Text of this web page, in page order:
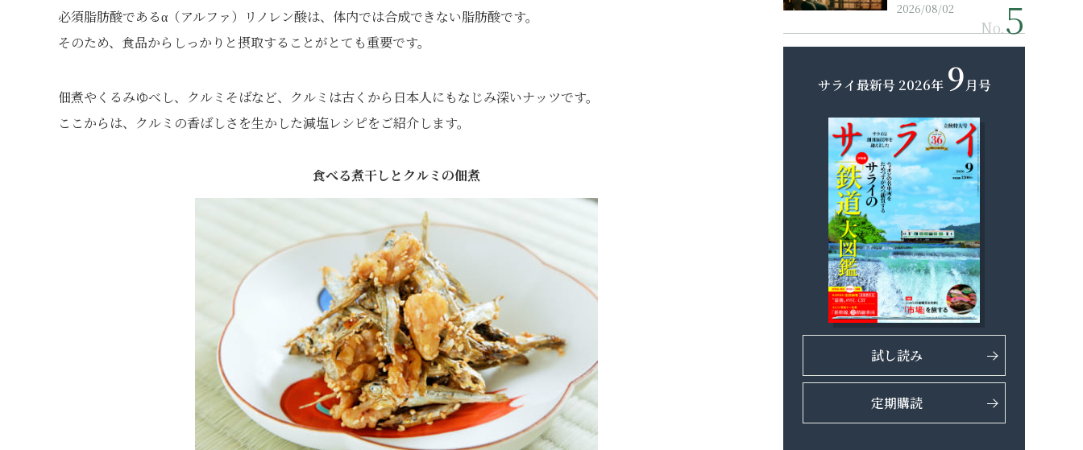
必須脂肪酸であるα（アルファ）リノレン酸は、体内では合成できない脂肪酸です。
そのため、食品からしっかりと摂取することがとても重要です。
佃煮やくるみゆべし、クルミそばなど、クルミは古くから日本人にもなじみ深いナッツです。
ここからは、クルミの香ばしさを生かした減塩レシピをご紹介します。
食べる煮干しとクルミの佃煮
2026/08/02
No.
サライ最新号 2026年 9月号
試し読み
定期購読